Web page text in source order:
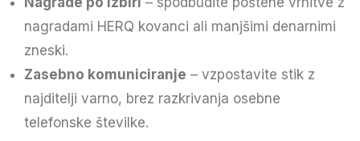
nagradami HERQ kovanci ali manjšimi denarnimi
zneski.
Zasebno komuniciranje – vzpostavite stik z
najditelji varno, brez razkrivanja osebne
telefonske številke.